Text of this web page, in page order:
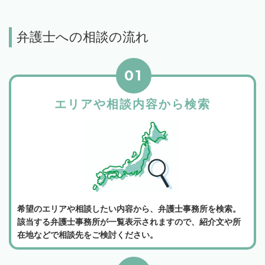
弁護士への相談の流れ
エリアや相談内容から検索
01
希望のエリアや相談したい内容から、弁護士事務所を検索。
該当する弁護士事務所が一覧表示されますので、紹介文や所
在地などで相談先をご検討ください。